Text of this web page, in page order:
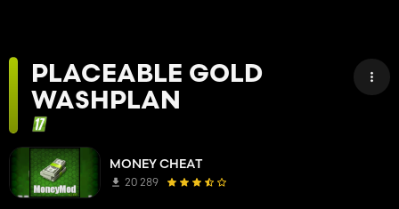
PLACEABLE GOLD
WASHPLAN
MONEY CHEAT
20 289